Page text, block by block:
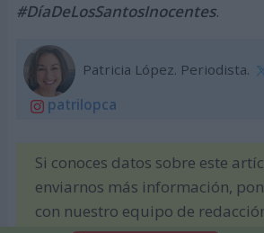
#DíaDeLosSantosInocentes.
Patricia López. Periodista.
patrilopca
Si conoces datos sobre este
enviarnos más información,
con nuestro equipo de